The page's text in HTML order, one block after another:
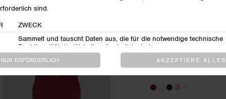
MSCHBreanne Noriel Tee
MSCHMoa Melea Tee
+1